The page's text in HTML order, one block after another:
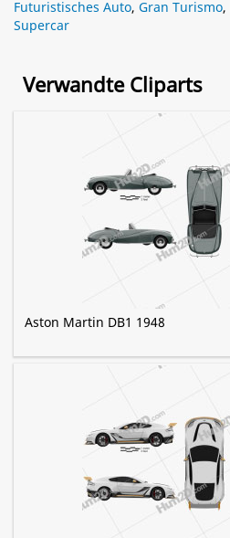
Futuristisches Auto, Gran Turismo,
Supercar
Verwandte Cliparts
Aston Martin DB1 1948